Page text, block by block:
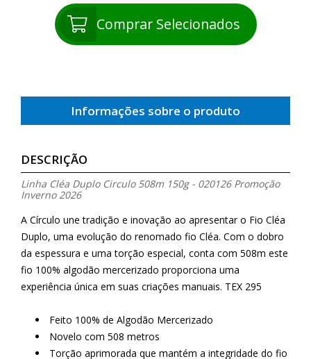
Comprar Selecionados
Informações sobre o produto
DESCRIÇÃO
Linha Cléa Duplo Circulo 508m 150g - 020126 Promoção
Inverno 2026
A Círculo une tradição e inovação ao apresentar o Fio Cléa
Duplo, uma evolução do renomado fio Cléa. Com o dobro
da espessura e uma torção especial, conta com 508m este
fio 100% algodão mercerizado proporciona uma
experiência única em suas criações manuais. TEX 295
Feito 100% de Algodão Mercerizado
Novelo com 508 metros
Torção aprimorada que mantém a integridade do fio